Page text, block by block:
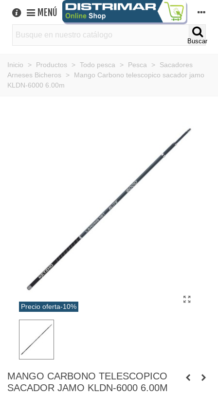
MENÚ
Buscar
Inicio > Productos > Todo pesca > Pesca >
Sacadores
Arneses Bicheros
>
Mango Carbono telescopico sacador jamo
KLDN-6000 6.00m
Precio oferta-10%
MANGO CARBONO TELESCOPICO
SACADOR JAMO KLDN-6000 6.00M